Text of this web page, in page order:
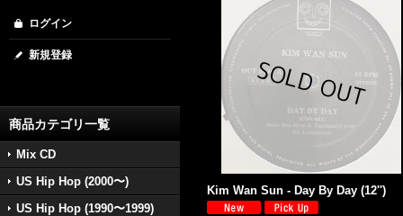
ログイン
新規登録
商品カテゴリ一覧
Mix CD
US Hip Hop (2000〜)
US Hip Hop (1990〜1999)
Kim Wan Sun - Day By Day (12'')